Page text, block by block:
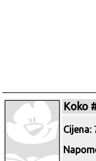
Koko
Cijena: